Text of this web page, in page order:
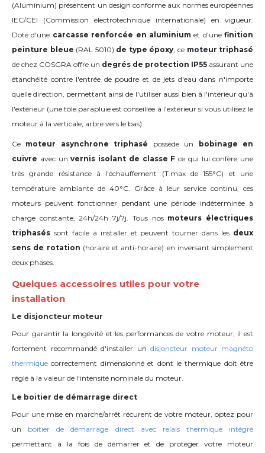
(Aluminium) présentent un design conforme aux normes européennes
IEC/CEI (Commission électrotechnique internationale) en vigueur.
Doté d'une carcasse renforcée en aluminiumet d'une finition
peinture bleue (RAL 5010) de type époxy, ce moteur triphasé
de chez COSGRA offre un degrés de protection IP55 assurant une
étanchéité contre l'entrée de poudre et de jets d'eau dans n'importe
quelle direction, permettant ainsi de l'utiliser aussi bien à l'intérieur qu'à
l'extérieur (une tôle parapluie est conseillée à l'extérieur si vous utilisez le
moteur à la verticale, arbre vers le bas).
Ce moteur asynchrone triphasé possède un
bobinage en
cuivre avec unvernis isolant de classe F ce qui lui confère une
très grande résistance à l'échauffement (T.max de 155°C) et une
température ambiante de 40°C. Grâce à leur service continu, ces
moteurs peuvent fonctionner pendant une période indéterminée à
charge constante, 24h/24h 7j/7j. Tous nos moteurs électriques
triphasés sont facile à installer et peuvent tourner dans les deux
sens de rotation (horaire et anti-horaire) en inversant simplement
deux phases.
Quelques accessoires utiles pour votre
installation
Le disjoncteur moteur
Pour garantir la longévité et les performances de votre moteur, il est
fortement recommandé d'installer un disjoncteur moteur magnéto
thermique correctement dimensionné et dont le thermique doit être
réglé à la valeur de l'intensité nominale du moteur.
Le boitier de démarrage direct
Pour une mise en marche/arrêt récurent de votre moteur, optez pour
un boitier de démarrage direct avec relais thermique intégré
permettant à la fois de démarrer et de protéger votre moteur